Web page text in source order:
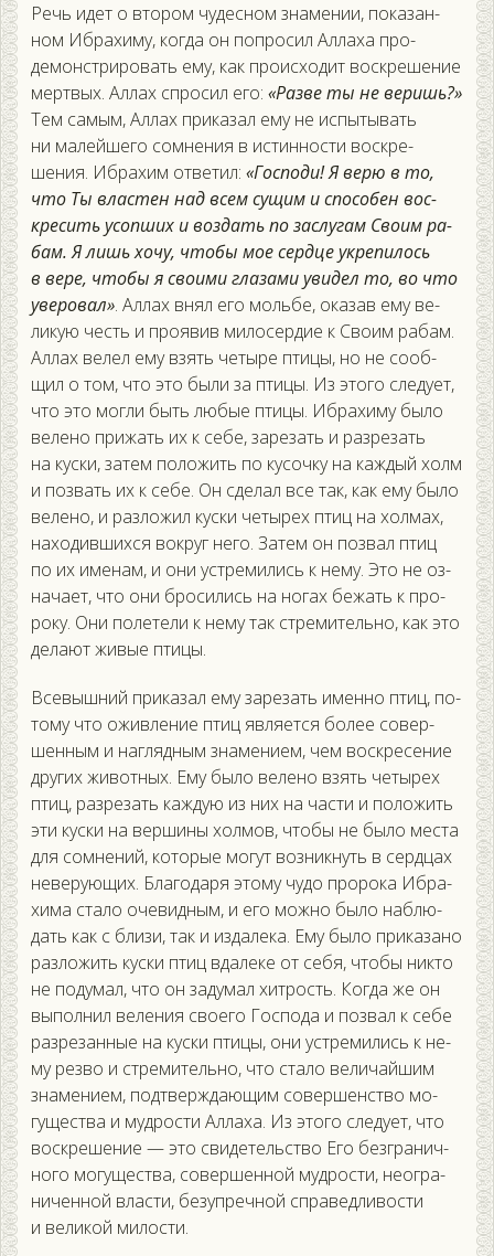
Речь идет о вто­ром чу­дес­ном зна­мении, по­казан­
ном Иб­ра­химу, ког­да он поп­ро­сил Ал­ла­ха про­
демонс­три­ровать ему, как про­ис­хо­дит вос­кре­шение
мер­твых. Ал­лах спро­сил его: «Раз­ве ты не ве­ришь?»
Тем са­мым, Ал­лах при­казал ему не ис­пы­тывать
ни ма­лей­ше­го сом­не­ния в ис­тиннос­ти вос­кре­
шения. Иб­ра­хим от­ве­тил: «Гос­по­ди! Я ве­рю в то,
что Ты влас­тен над всем су­щим и спо­собен вос­
кре­сить усоп­ших и воз­дать по зас­лу­гам Сво­им ра­
бам. Я лишь хо­чу, что­бы мое сер­дце ук­ре­пилось
в ве­ре, что­бы я сво­ими гла­зами уви­дел то, во что
уве­ровал». Ал­лах внял его моль­бе, ока­зав ему ве­
ликую честь и про­явив ми­лосер­дие к Сво­им ра­бам.
Ал­лах ве­лел ему взять че­тыре пти­цы, но не со­об­
щил о том, что это бы­ли за пти­цы. Из это­го сле­ду­ет,
что это мог­ли быть лю­бые пти­цы. Иб­ра­химу бы­ло
ве­лено при­жать их к се­бе, за­резать и раз­ре­зать
на кус­ки, за­тем по­ложить по ку­соч­ку на каж­дый холм
и поз­вать их к се­бе. Он сде­лал все так, как ему бы­ло
ве­лено, и раз­ло­жил кус­ки че­тырех птиц на хол­мах,
на­ходив­шихся вок­руг не­го. За­тем он поз­вал птиц
по их име­нам, и они ус­тре­мились к не­му. Это не оз­
на­ча­ет, что они бро­сились на но­гах бе­жать к про­
року. Они по­лете­ли к не­му так стре­митель­но, как это
де­ла­ют жи­вые пти­цы.
Все­выш­ний при­казал ему за­резать имен­но птиц, по­
тому что ожив­ле­ние птиц яв­ля­ет­ся бо­лее со­вер­
шенным и наг­лядным зна­мени­ем, чем вос­кре­сение
дру­гих жи­вот­ных. Ему бы­ло ве­лено взять че­тырех
птиц, раз­ре­зать каж­дую из них на час­ти и по­ложить
эти кус­ки на вер­ши­ны хол­мов, что­бы не бы­ло мес­та
для сом­не­ний, ко­торые мо­гут воз­никнуть в сер­дцах
не­веру­ющих. Бла­года­ря это­му чу­до про­рока Иб­ра­
хима ста­ло оче­вид­ным, и его мож­но бы­ло наб­лю­
дать как с бли­зи, так и из­да­лека. Ему бы­ло при­каза­но
раз­ло­жить кус­ки птиц вда­леке от се­бя, что­бы ник­то
не по­думал, что он за­думал хит­рость. Ког­да же он
вы­пол­нил ве­ления сво­его Гос­по­да и поз­вал к се­бе
раз­ре­зан­ные на кус­ки пти­цы, они ус­тре­мились к не­
му рез­во и стре­митель­но, что ста­ло ве­личай­шим
зна­мени­ем, под­твержда­ющим со­вер­шенс­тво мо­
гущес­тва и муд­рости Ал­ла­ха. Из это­го сле­ду­ет, что
вос­кре­шение — это сви­детель­ство Его без­гра­нич­
но­го мо­гущес­тва, со­вер­шенной муд­рости, не­ог­ра­
ничен­ной влас­ти, бе­зуп­речной спра­вед­ли­вос­ти
и ве­ликой ми­лос­ти.